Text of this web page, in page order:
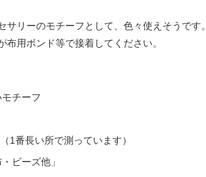
リーのモチーフとして、色々使えそうです。
用ボンド等で接着してください。
チーフ
1番長い所で測っています）
ビーズ他」